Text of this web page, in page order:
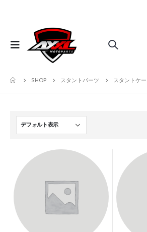
SHOP スタントパーツ スタントケ